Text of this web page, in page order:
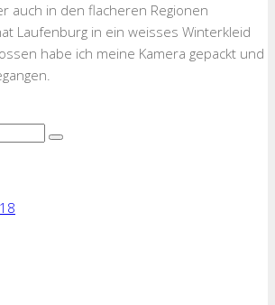
auch in den flacheren Regionen
Laufenburg in ein weisses Winterkleid
habe ich meine Kamera gepackt und